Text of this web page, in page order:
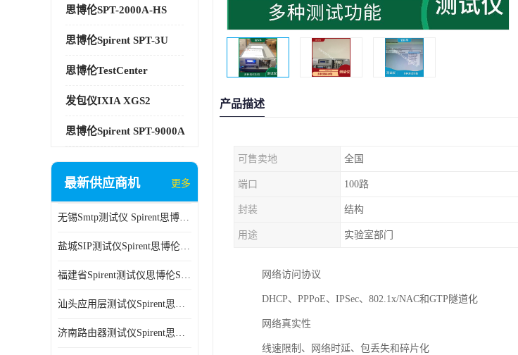
思博伦SPT-2000A-HS
思博伦Spirent SPT-3U
思博伦TestCenter
发包仪IXIA XGS2
思博伦Spirent SPT-9000A
最新供应商机 更多
无锡Smtp测试仪 Spirent思博伦 C100 方便用户进行测试
盐城SIP测试仪Spirent思博伦SPT-2U 可扩展性较强 高速数据传输
福建省Spirent测试仪思博伦SPT-2U 能够快速上手 方便用户进行测试
汕头应用层测试仪Spirent思博伦SPT-2U 提高测试效率 适用于多种行业
济南路由器测试仪Spirent思博伦SPT-2U 用户界面友好 多种测试功能
产品描述
可售卖地 全国
端口 100路
封装 结构
用途 实验室部门
网络访问协议
DHCP、PPPoE、IPSec、802.1x/NAC和GTP隧道化
网络真实性
线速限制、网络时延、包丢失和碎片化